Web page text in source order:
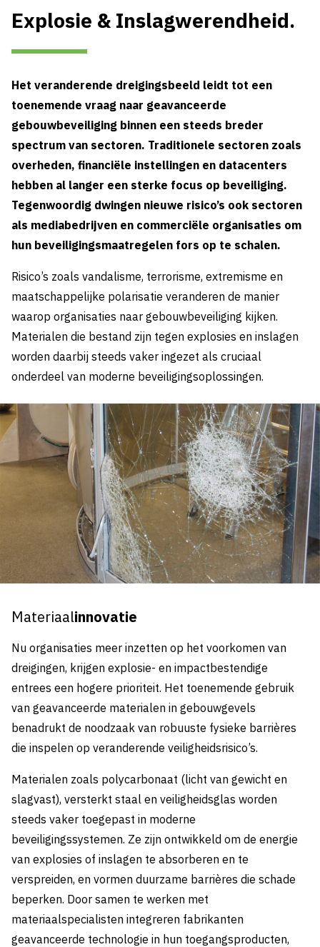
Explosie & Inslagwerendheid.
Het veranderende dreigingsbeeld leidt tot een
toenemende vraag naar geavanceerde
gebouwbeveiliging binnen een steeds breder
spectrum van sectoren. Traditionele sectoren zoals
overheden, financiële instellingen en datacenters
hebben al langer een sterke focus op beveiliging.
Tegenwoordig dwingen nieuwe risico’s ook sectoren
als mediabedrijven en commerciële organisaties om
hun beveiligingsmaatregelen fors op te schalen.
Risico’s zoals vandalisme, terrorisme, extremisme en
maatschappelijke polarisatie veranderen de manier
waarop organisaties naar gebouwbeveiliging kijken.
Materialen die bestand zijn tegen explosies en inslagen
worden daarbij steeds vaker ingezet als cruciaal
onderdeel van moderne beveiligingsoplossingen.
Materiaalinnovatie
Nu organisaties meer inzetten op het voorkomen van
dreigingen, krijgen explosie- en impactbestendige
entrees een hogere prioriteit. Het toenemende gebruik
van geavanceerde materialen in gebouwgevels
benadrukt de noodzaak van robuuste fysieke barrières
die inspelen op veranderende veiligheidsrisico’s.
Materialen zoals polycarbonaat (licht van gewicht en
slagvast), versterkt staal en veiligheidsglas worden
steeds vaker toegepast in moderne
beveiligingssystemen. Ze zijn ontwikkeld om de energie
van explosies of inslagen te absorberen en te
verspreiden, en vormen duurzame barrières die schade
beperken. Door samen te werken met
materiaalspecialisten integreren fabrikanten
geavanceerde technologie in hun toegangsproducten,